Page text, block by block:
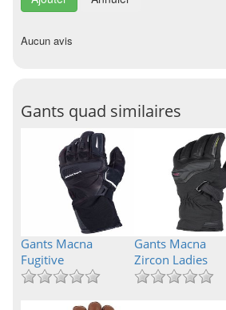
Aucun avis
Gants quad similaires
Gants Macna
Fugitive
Gants Macna
Zircon Ladies